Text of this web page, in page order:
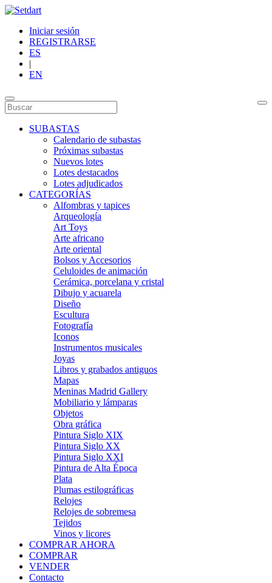
Iniciar sesión
REGISTRARSE
ES
|
EN
SUBASTAS
Calendario de subastas
Próximas subastas
Nuevos lotes
Lotes destacados
Lotes adjudicados
CATEGORÍAS
Alfombras y tapices
Arqueología
Art Toys
Arte africano
Arte oriental
Bolsos y Accesorios
Celuloides de animación
Cerámica, porcelana y cristal
Dibujo y acuarela
Diseño
Escultura
Fotografía
Iconos
Instrumentos musicales
Joyas
Libros y grabados antiguos
Mapas
Meninas Madrid Gallery
Mobiliario y lámparas
Objetos
Obra gráfica
Pintura Siglo XIX
Pintura Siglo XX
Pintura Siglo XXI
Pintura de Alta Época
Plata
Plumas estilográficas
Relojes
Relojes de sobremesa
Tejidos
Vinos y licores
COMPRAR AHORA
COMPRAR
VENDER
Contacto